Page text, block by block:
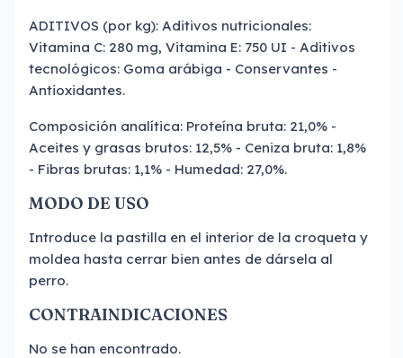
ADITIVOS (por kg): Aditivos nutricionales:
Vitamina C: 280 mg, Vitamina E: 750 UI - Aditivos
tecnológicos: Goma arábiga - Conservantes -
Antioxidantes.
Composición analítica: Proteína bruta: 21,0% -
Aceites y grasas brutos: 12,5% - Ceniza bruta: 1,8%
- Fibras brutas: 1,1% - Humedad: 27,0%.
MODO DE USO
Introduce la pastilla en el interior de la croqueta y
moldea hasta cerrar bien antes de dársela al
perro.
CONTRAINDICACIONES
No se han encontrado.